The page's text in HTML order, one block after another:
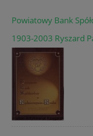
Powiatowy Bank
1903-2003 Ryszard